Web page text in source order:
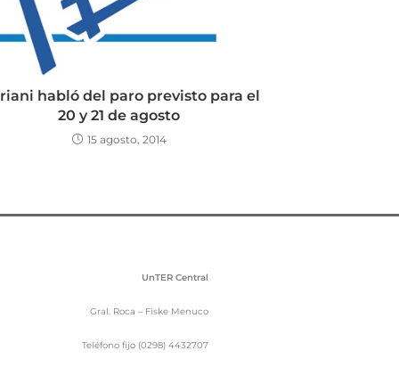
habló del paro previsto para el
20 y 21 de agosto
15 agosto, 2014
UnTER Central
Gral. Roca – Fiske Menuco
Teléfono fijo (0298) 4432707